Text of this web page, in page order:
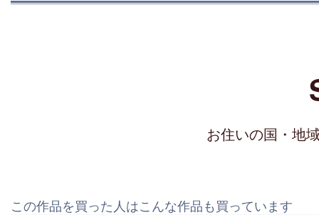
お住いの国・地
この作品を買った人はこんな作品も買っています